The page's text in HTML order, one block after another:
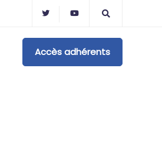
Accès adhérents